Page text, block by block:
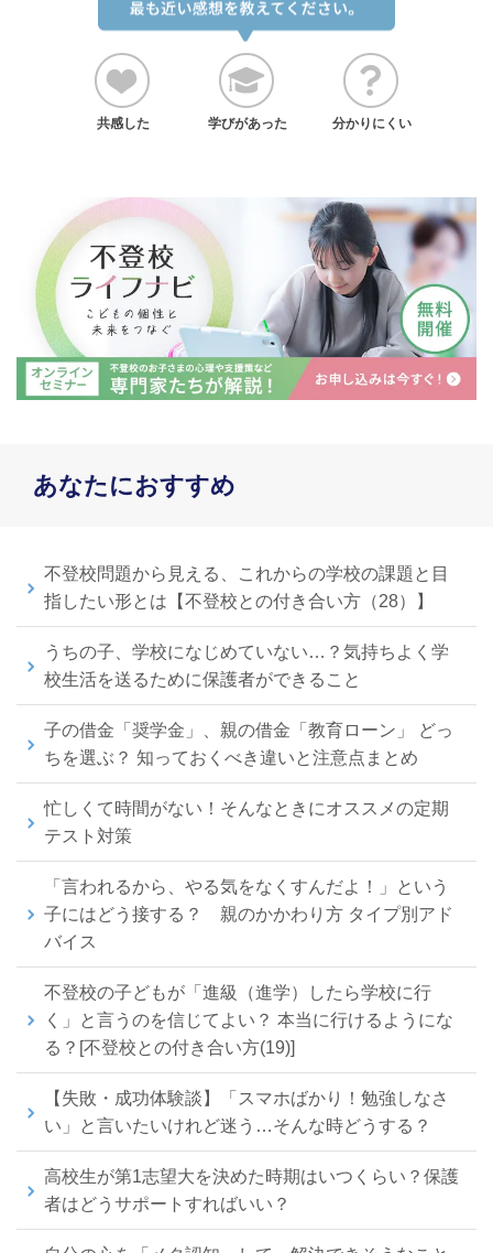
共感した 学びがあった 分かりにくい
あなたにおすすめ
不登校問題から見える、これからの学校の課題と目
指したい形とは【不登校との付き合い方（28）】
うちの子、学校になじめていない…？気持ちよく学
校生活を送るために保護者ができること
子の借金「奨学金」、親の借金「教育ローン」 どっ
ちを選ぶ？ 知っておくべき違いと注意点まとめ
忙しくて時間がない！そんなときにオススメの定期
テスト対策
「言われるから、やる気をなくすんだよ！」という
子にはどう接する？ 親のかかわり方 タイプ別アド
バイス
不登校の子どもが「進級（進学）したら学校に行
く」と言うのを信じてよい？ 本当に行けるようにな
る？[不登校との付き合い方(19)]
【失敗・成功体験談】「スマホばかり！勉強しなさ
い」と言いたいけれど迷う…そんな時どうする？
高校生が第1志望大を決めた時期はいつくらい？保護
者はどうサポートすればいい？